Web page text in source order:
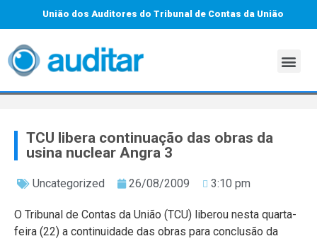
União dos Auditores do Tribunal de Contas da União
TCU libera continuação das obras da
usina nuclear Angra 3
Uncategorized 26/08/2009 3:10 pm
O Tribunal de Contas da União (TCU) liberou nesta quarta-
feira (22) a continuidade das obras para conclusão da